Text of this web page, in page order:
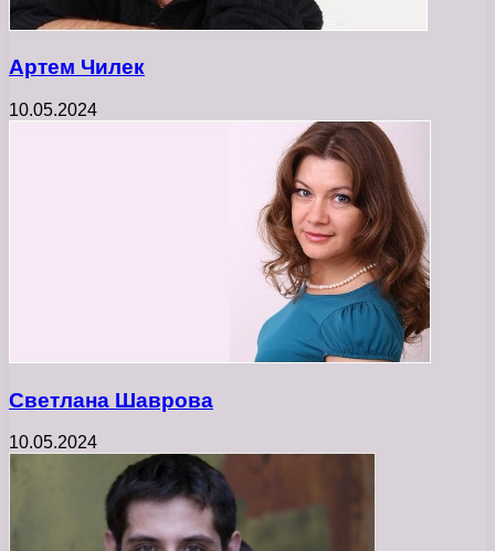
Артем Чилек
10.05.2024
Светлана Шаврова
10.05.2024